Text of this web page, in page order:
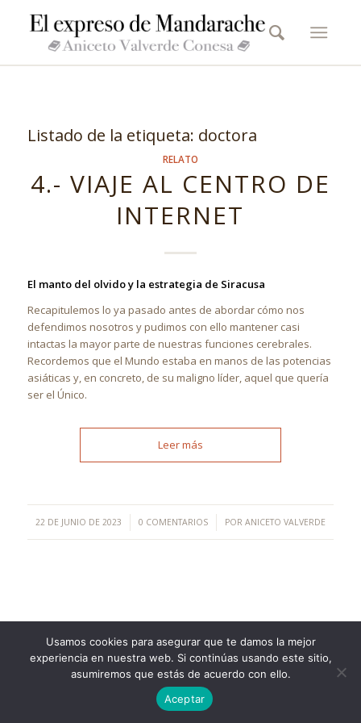
Listado de la etiqueta: doctora
RELATO
4.- VIAJE AL CENTRO DE
INTERNET
El manto del olvido y la estrategia de Siracusa
Recapitulemos lo ya pasado antes de abordar cómo nos
defendimos nosotros y pudimos con ello mantener casi
intactas la mayor parte de nuestras funciones cerebrales.
Recordemos que el Mundo estaba en manos de las potencias
asiáticas y, en concreto, de su maligno líder, aquel que quería
ser el Único.
Leer más
22 DE JUNIO DE 2023
/ 0 COMENTARIOS
/ POR ANICETO VALVERDE
©Copyright [2023] - TecnoMur Sistemas, Informática y
Telecomunicaciones
Usamos cookies para asegurar que te damos la mejor
experiencia en nuestra web. Si continúas usando este sitio,
asumiremos que estás de acuerdo con ello.
Aceptar